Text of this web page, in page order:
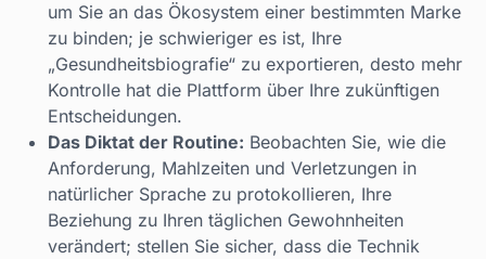
um Sie an das Ökosystem einer bestimmten Marke
zu binden; je schwieriger es ist, Ihre
„Gesundheitsbiografie“ zu exportieren, desto mehr
Kontrolle hat die Plattform über Ihre zukünftigen
Entscheidungen.
Das Diktat der Routine: Beobachten Sie, wie die
Anforderung, Mahlzeiten und Verletzungen in
natürlicher Sprache zu protokollieren, Ihre
Beziehung zu Ihren täglichen Gewohnheiten
verändert; stellen Sie sicher, dass die Technik